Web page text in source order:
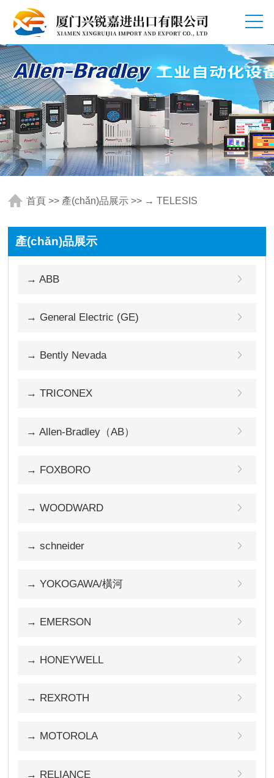
首頁 >> 產(chǎn)品展示 >> → TELESIS
產(chǎn)品展示
→ ABB
→ General Electric (GE)
→ Bently Nevada
→ TRICONEX
→ Allen-Bradley（AB）
→ FOXBORO
→ WOODWARD
→ schneider
→ YOKOGAWA/橫河
→ EMERSON
→ HONEYWELL
→ REXROTH
→ MOTOROLA
→ RELIANCE